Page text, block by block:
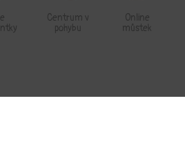
Centrum v
pohybu
Online
můstek